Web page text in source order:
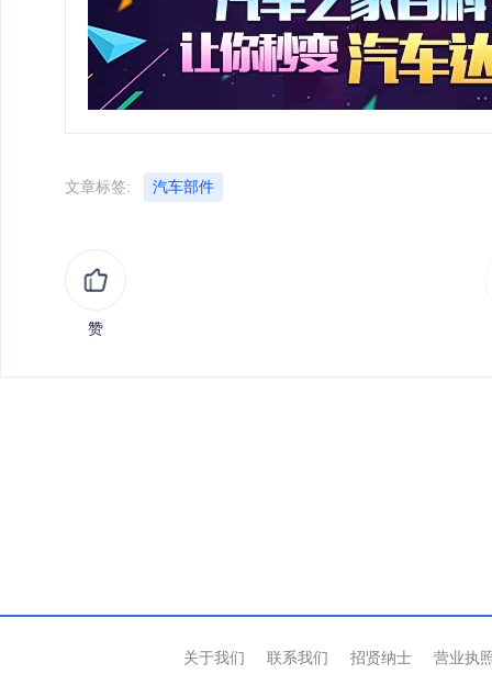
文章标签: 汽车部件
赞
关于我们 联系我们 招贤纳士 营业执